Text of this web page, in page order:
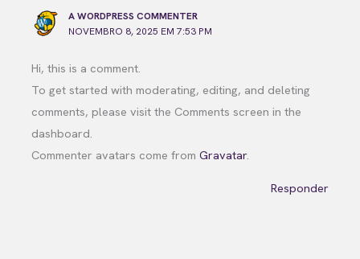
A WORDPRESS COMMENTER
NOVEMBRO 8, 2025 EM 7:53 PM
Hi, this is a comment.
To get started with moderating, editing, and deleting
comments, please visit the Comments screen in the
dashboard.
Commenter avatars come fromGravatar.
Responder